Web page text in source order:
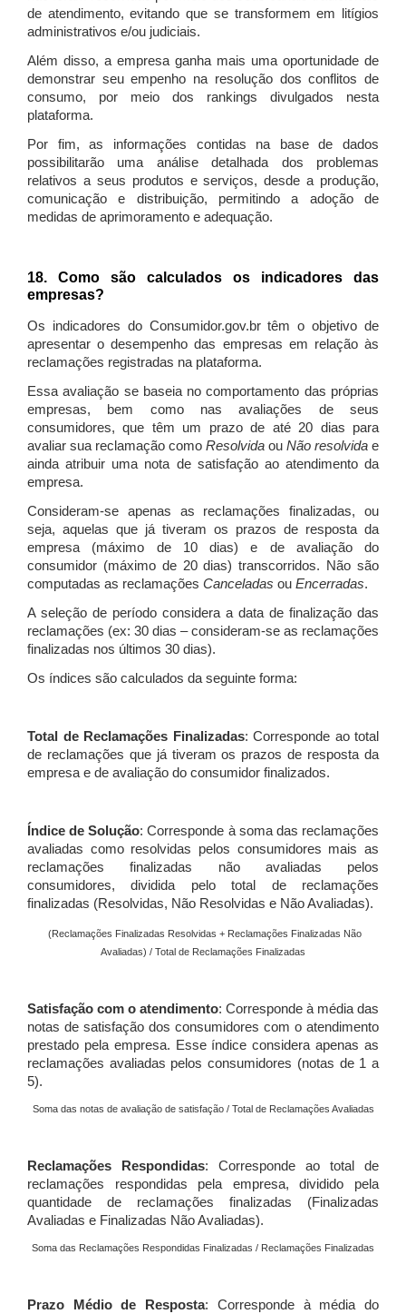
de atendimento, evitando que se transformem em litígios
administrativos e/ou judiciais.
Além disso, a empresa ganha mais uma oportunidade de
demonstrar seu empenho na resolução dos conflitos de
consumo, por meio dos rankings divulgados nesta
plataforma.
Por fim, as informações contidas na base de dados
possibilitarão uma análise detalhada dos problemas
relativos a seus produtos e serviços, desde a produção,
comunicação e distribuição, permitindo a adoção de
medidas de aprimoramento e adequação.
18. Como são calculados os indicadores das
empresas?
Os indicadores do Consumidor.gov.br têm o objetivo de
apresentar o desempenho das empresas em relação às
reclamações registradas na plataforma.
Essa avaliação se baseia no comportamento das próprias
empresas, bem como nas avaliações de seus
consumidores, que têm um prazo de até 20 dias para
avaliar sua reclamação como Resolvida ou Não resolvida e
ainda atribuir uma nota de satisfação ao atendimento da
empresa.
Consideram-se apenas as reclamações finalizadas, ou
seja, aquelas que já tiveram os prazos de resposta da
empresa (máximo de 10 dias) e de avaliação do
consumidor (máximo de 20 dias) transcorridos. Não são
computadas as reclamações Canceladas ou Encerradas.
A seleção de período considera a data de finalização das
reclamações (ex: 30 dias – consideram-se as reclamações
finalizadas nos últimos 30 dias).
Os índices são calculados da seguinte forma:
Total de Reclamações Finalizadas: Corresponde ao total
de reclamações que já tiveram os prazos de resposta da
empresa e de avaliação do consumidor finalizados.
Índice de Solução: Corresponde à soma das reclamações
avaliadas como resolvidas pelos consumidores mais as
reclamações finalizadas não avaliadas pelos
consumidores, dividida pelo total de reclamações
finalizadas (Resolvidas, Não Resolvidas e Não Avaliadas).
(Reclamações Finalizadas Resolvidas + Reclamações Finalizadas Não
Avaliadas) / Total de Reclamações Finalizadas
Satisfação com o atendimento: Corresponde à média das
notas de satisfação dos consumidores com o atendimento
prestado pela empresa. Esse índice considera apenas as
reclamações avaliadas pelos consumidores (notas de 1 a
5).
Soma das notas de avaliação de satisfação / Total de Reclamações Avaliadas
Reclamações Respondidas: Corresponde ao total de
reclamações respondidas pela empresa, dividido pela
quantidade de reclamações finalizadas (Finalizadas
Avaliadas e Finalizadas Não Avaliadas).
Soma das Reclamações Respondidas Finalizadas / Reclamações Finalizadas
Prazo Médio de Resposta: Corresponde à média do